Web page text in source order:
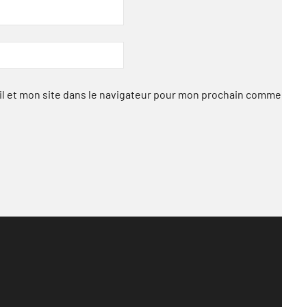
et mon site dans le navigateur pour mon prochain